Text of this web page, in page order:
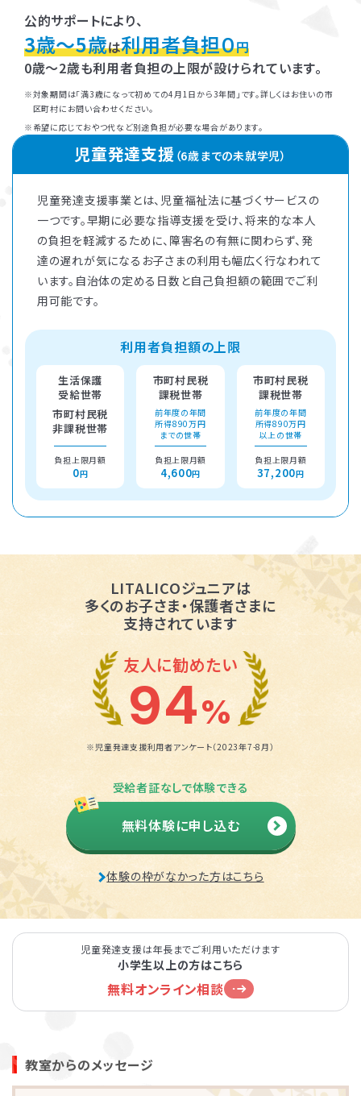
公的サポートにより、
3歳～5歳は利用者負担０円
0歳～2歳も利用者負担の上限が設けられています。
対象期間は「満3歳になって初めての4月1日から3年間」です。詳しくはお住いの市
区町村にお問い合わせください。
希望に応じておやつ代など別途負担が必要な場合があります。
児童発達支援 （6歳までの未就学児）
児童発達支援事業とは、児童福祉法に基づくサービスの
一つです。早期に必要な指導支援を受け、将来的な本人
の負担を軽減するために、障害名の有無に関わらず、発
達の遅れが気になるお子さまの利用も幅広く行なわれて
います。自治体の定める日数と自己負担額の範囲でご利
用可能です。
利用者負担額の上限
生活保護
受給世帯
市町村民税
非課税世帯
負担上限月額
0円
市町村民税
課税世帯
前年度の年間
所得890万円
までの世帯
負担上限月額
4,600円
市町村民税
課税世帯
前年度の年間
所得890万円
以上の世帯
負担上限月額
37,200円
LITALICOジュニアは
多くのお子さま・保護者さまに
支持されています
友人に勧めたい
94%
※児童発達支援利用者アンケート（2023年7-8月）
受給者証なしで体験できる
無料体験に申し込む
体験の枠がなかった方はこちら
児童発達支援は年長までご利用いただけます
小学生以上の方はこちら
無料オンライン相談
教室からのメッセージ